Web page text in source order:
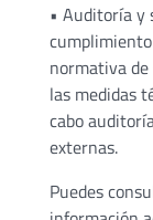
• Auditoría y
normativa de
las medidas
cabo
externas.
Puedes